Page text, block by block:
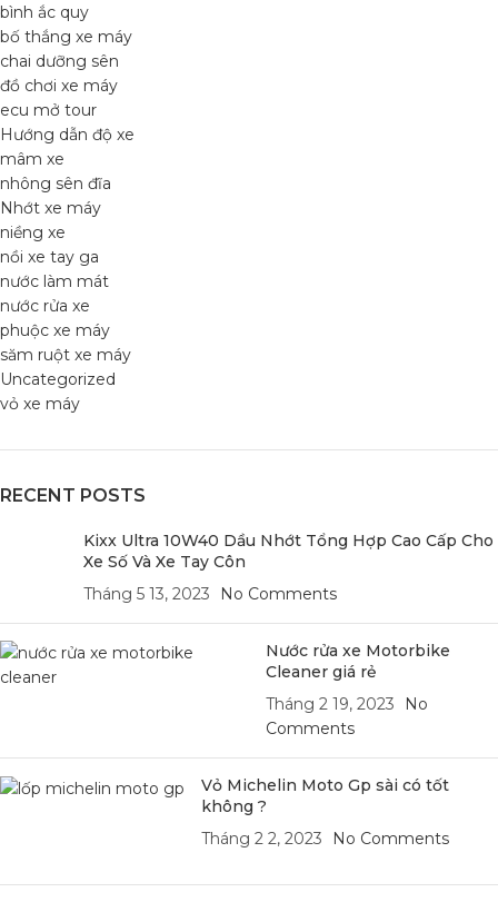
bình ắc quy
bố thắng xe máy
chai dưỡng sên
đồ chơi xe máy
ecu mở tour
Hướng dẫn độ xe
mâm xe
nhông sên đĩa
Nhớt xe máy
niềng xe
nồi xe tay ga
nước làm mát
nước rửa xe
phuộc xe máy
săm ruột xe máy
Uncategorized
vỏ xe máy
RECENT POSTS
Kixx Ultra 10W40 Dầu Nhớt Tổng Hợp Cao Cấp Cho
Xe Số Và Xe Tay Côn
Tháng 5 13, 2023
No Comments
Nước rửa xe Motorbike
Cleaner giá rẻ
Tháng 2 19, 2023
No
Comments
Vỏ Michelin Moto Gp sài có tốt
không ?
Tháng 2 2, 2023
No Comments